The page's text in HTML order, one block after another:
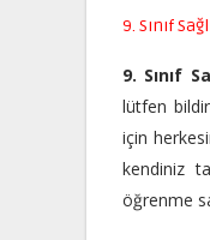
9. Sınıf
9. Sınıf
lütfen
için
kendiniz
öğrenme